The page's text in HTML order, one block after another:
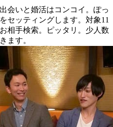
会いと婚活はコンコイ。ぽっ
セッティングします。対象11
相手検索。ピッタリ。少人数
ます。